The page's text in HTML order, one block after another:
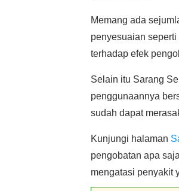
Memang ada
penyesuaian
terhadap efek
Selain itu Sarang
penggunaannya
sudah dapat
Kunjungi halaman
pengobatan apa
mengatasi penyakit